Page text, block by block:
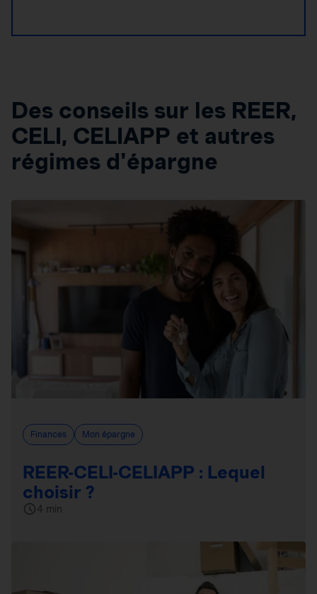
Des conseils sur les REER,
CELI, CELIAPP et autres
régimes d'épargne
Finances Mon épargne
REER-CELI-CELIAPP : Lequel
choisir ?
4 min